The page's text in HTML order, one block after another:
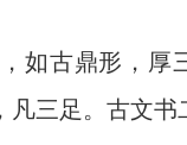
古鼎形，厚
凡三足。古文书